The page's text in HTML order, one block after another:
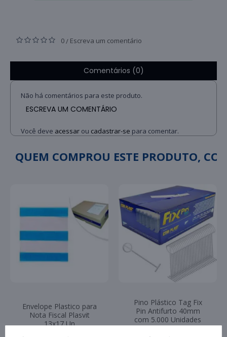
0 / Escreva um comentário
Comentários (0)
Não há comentários para este produto.
ESCREVA UM COMENTÁRIO
Você deve acessar ou cadastrar-se para comentar.
QUEM COMPROU ESTE PRODUTO,
Envelope Plastico para
Nota Fiscal Plasvit
13x17 Un
Pino Plástico Tag Fix
Pin Antifurto 40mm
com 5.000 Unidades
Paulimaq